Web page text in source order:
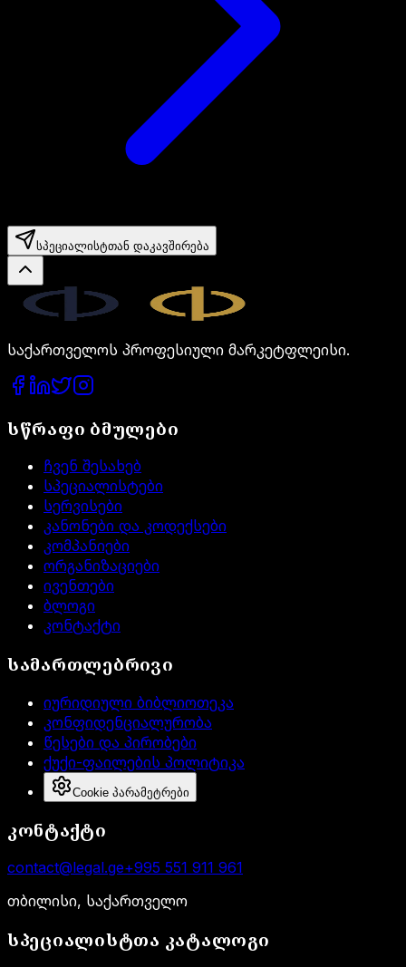
სპეციალისტთან დაკავშირება
საქართველოს პროფესიული მარკეტფლეისი.
სწრაფი ბმულები
ჩვენ შესახებ
სპეციალისტები
სერვისები
კანონები და კოდექსები
კომპანიები
ორგანიზაციები
ივენთები
ბლოგი
კონტაქტი
სამართლებრივი
იურიდიული ბიბლიოთეკა
კონფიდენციალურობა
წესები და პირობები
ქუქი-ფაილების პოლიტიკა
Cookie პარამეტრები
კონტაქტი
contact@legal.ge+995 551 911 961
თბილისი, საქართველო
სპეციალისტთა კატალოგი